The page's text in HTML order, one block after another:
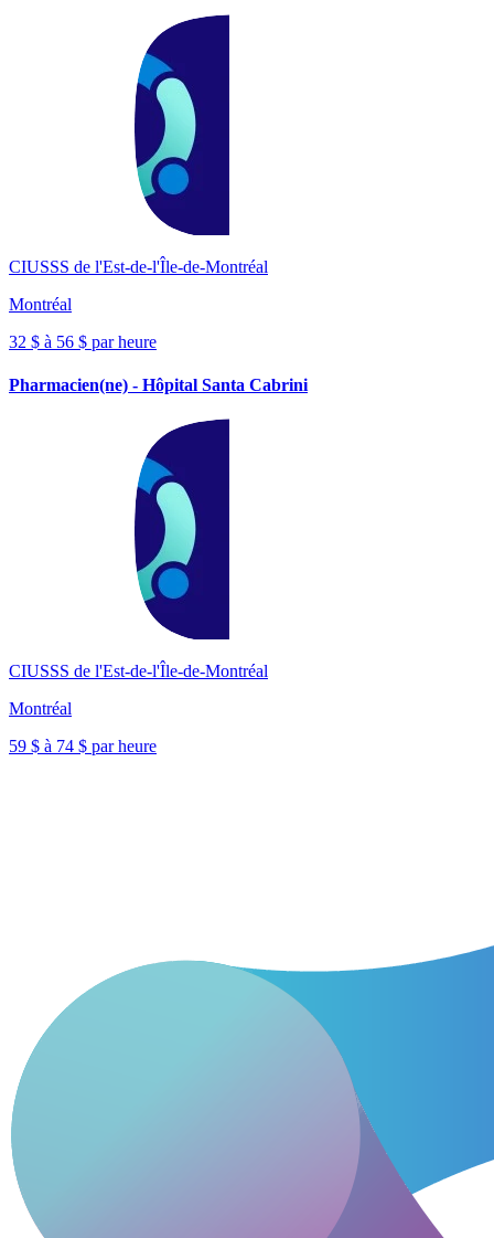
CIUSSS de l'Est-de-l'Île-de-Montréal
Montréal
32 $ à 56 $ par heure
Pharmacien(ne) - Hôpital Santa Cabrini
CIUSSS de l'Est-de-l'Île-de-Montréal
Montréal
59 $ à 74 $ par heure